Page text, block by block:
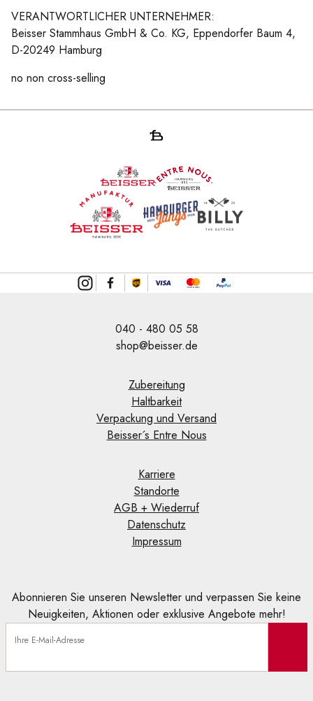
VERANTWORTLICHER UNTERNEHMER:
Beisser Stammhaus GmbH & Co. KG, Eppendorfer Baum 4,
D-20249 Hamburg
no non cross-selling
040 - 480 05 58
shop@beisser.de
Zubereitung
Haltbarkeit
Verpackung und Versand
Beisser´s Entre Nous
Karriere
Standorte
AGB + Wiederruf
Datenschutz
Impressum
Abonnieren Sie unseren Newsletter und verpassen Sie keine
Neuigkeiten, Aktionen oder exklusive Angebote mehr!
Ihre E-Mail-Adresse